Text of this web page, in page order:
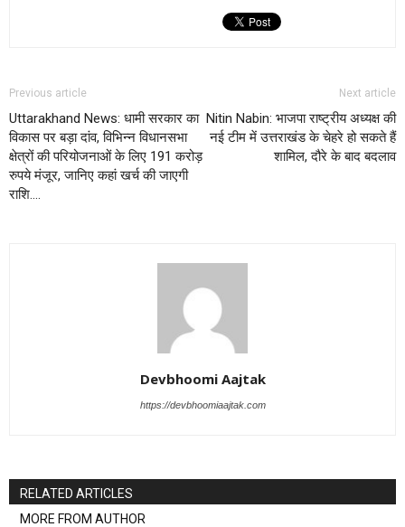
Previous article
Uttarakhand News: धामी सरकार का
विकास पर बड़ा दांव, विभिन्न विधानसभा
क्षेत्रों की परियोजनाओं के लिए 191 करोड़
रुपये मंजूर, जानिए कहां खर्च की जाएगी
राशि….
Next article
Nitin Nabin: भाजपा राष्ट्रीय अध्यक्ष की
नई टीम में उत्तराखंड के चेहरे हो सकते हैं
शामिल, दौरे के बाद बदलाव
Devbhoomi Aajtak
https://devbhoomiaajtak.com
RELATED ARTICLES
MORE FROM AUTHOR